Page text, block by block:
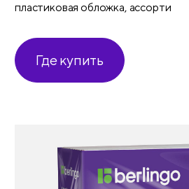
пластиковая обложка, ассорти
Где купить